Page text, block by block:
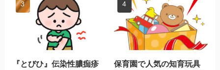
『とびひ』伝染性膿痂疹
保育園で人気の知育玩具